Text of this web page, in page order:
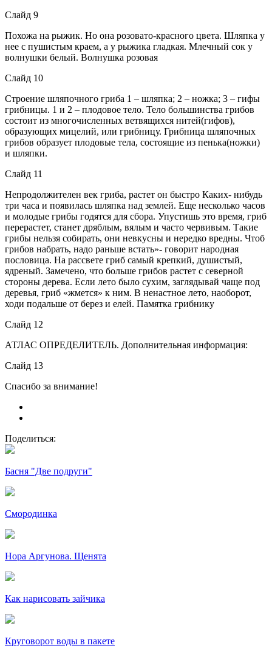
Слайд 9
Похожа на рыжик. Но она розовато-красного цвета. Шляпка у
нее с пушистым краем, а у рыжика гладкая. Млечный сок у
волнушки белый. Волнушка розовая
Слайд 10
Строение шляпочного гриба 1 – шляпка; 2 – ножка; 3 – гифы
грибницы. 1 и 2 – плодовое тело. Тело большинства грибов
состоит из многочисленных ветвящихся нитей(гифов),
образующих мицелий, или грибницу. Грибница шляпочных
грибов образует плодовые тела, состоящие из пенька(ножки)
и шляпки.
Слайд 11
Непродолжителен век гриба, растет он быстро Каких- нибудь
три часа и появилась шляпка над землей. Еще несколько часов
и молодые грибы годятся для сбора. Упустишь это время, гриб
перерастет, станет дряблым, вялым и часто червивым. Такие
грибы нельзя собирать, они невкусны и нередко вредны. Чтоб
грибов набрать, надо раньше встать»- говорит народная
пословица. На рассвете гриб самый крепкий, душистый,
ядреный. Замечено, что больше грибов растет с северной
стороны дерева. Если лето было сухим, заглядывай чаще под
деревья, гриб «жмется» к ним. В ненастное лето, наоборот,
ходи подальше от берез и елей. Памятка грибнику
Слайд 12
АТЛАС ОПРЕДЕЛИТЕЛЬ. Дополнительная информация:
Слайд 13
Спасибо за внимание!
Поделиться:
Басня "Две подруги"
Смородинка
Нора Аргунова. Щенята
Как нарисовать зайчика
Круговорот воды в пакете